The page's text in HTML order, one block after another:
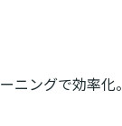
ニングで効率化。